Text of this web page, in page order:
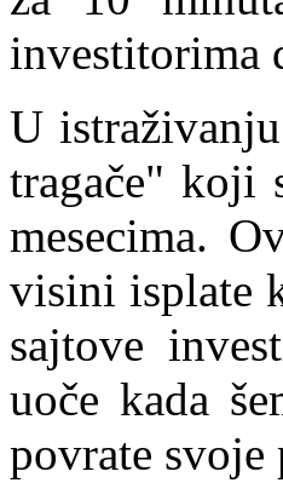
investitorima
U
tragače" koji
mesecima.
visini isplate
sajtove
uoče kada
povrate svoje